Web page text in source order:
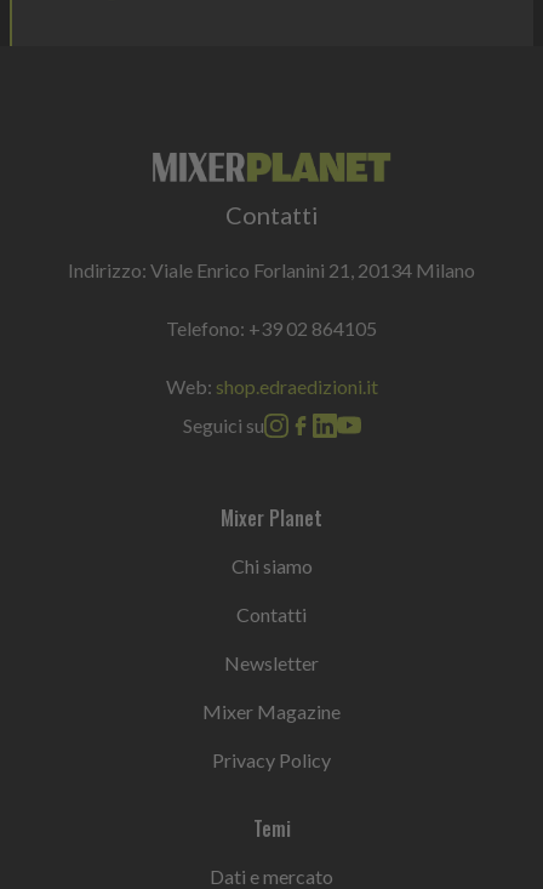
Contatti
Indirizzo: Viale Enrico Forlanini 21, 20134 Milano
Telefono: +39 02 864105
Web: shop.edraedizioni.it
Seguici su
Mixer Planet
Chi siamo
Contatti
Newsletter
Mixer Magazine
Privacy Policy
Temi
Dati e mercato